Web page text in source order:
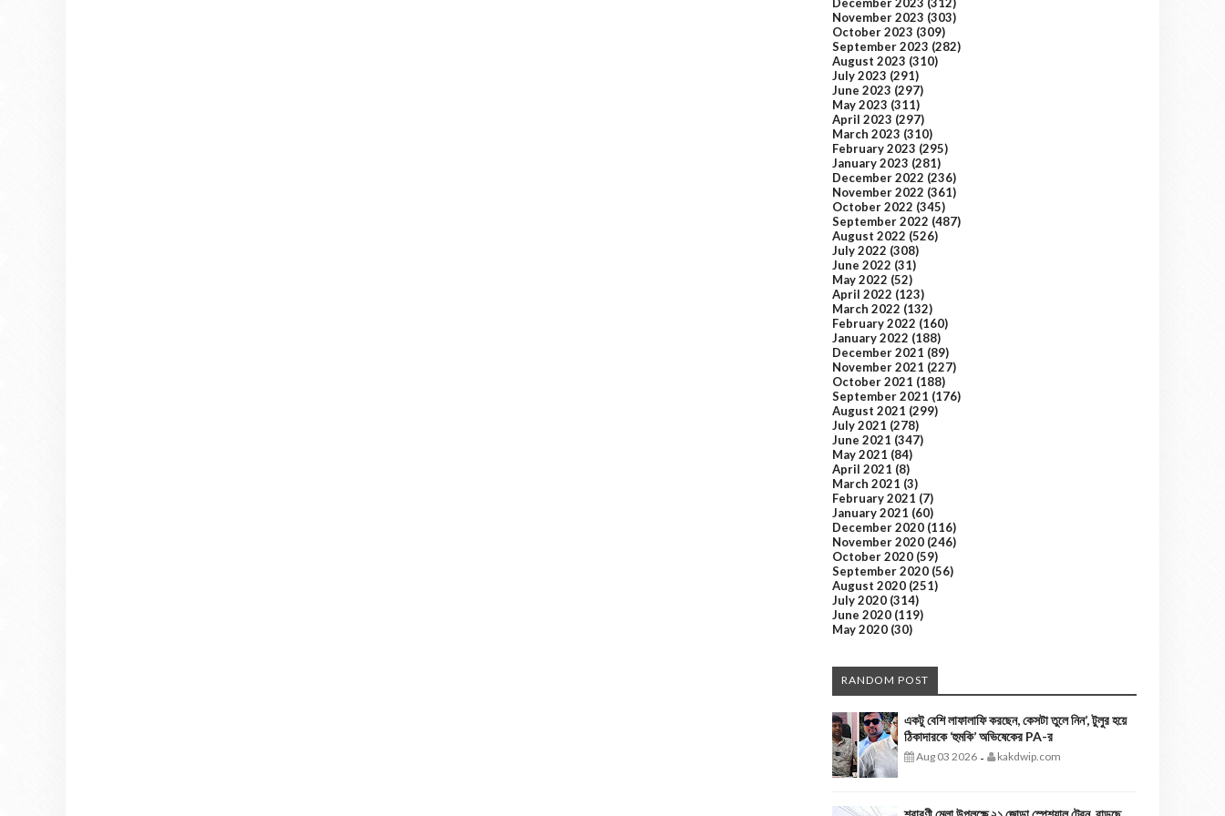
November 2023 (303)
October 2023 (309)
September 2023 (282)
August 2023 (310)
July 2023 (291)
June 2023 (297)
May 2023 (311)
April 2023 (297)
March 2023 (310)
February 2023 (295)
January 2023 (281)
December 2022 (236)
November 2022 (361)
October 2022 (345)
September 2022 (487)
August 2022 (526)
July 2022 (308)
June 2022 (31)
May 2022 (52)
April 2022 (123)
March 2022 (132)
February 2022 (160)
January 2022 (188)
December 2021 (89)
November 2021 (227)
October 2021 (188)
September 2021 (176)
August 2021 (299)
July 2021 (278)
June 2021 (347)
May 2021 (84)
April 2021 (8)
March 2021 (3)
February 2021 (7)
January 2021 (60)
December 2020 (116)
November 2020 (246)
October 2020 (59)
September 2020 (56)
August 2020 (251)
July 2020 (314)
June 2020 (119)
May 2020 (30)
RANDOM POST
একটু বেশি লাফালাফি করছেন, কেসটা তুলে নিন’, টুলুর হয়ে
ঠিকাদারকে ‘হুমকি’ অভিষেকের PA-র
Aug 03 2026 - kakdwip.com